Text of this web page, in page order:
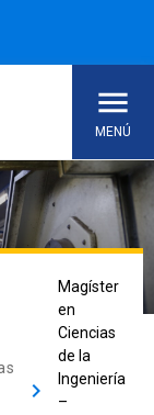
MENÚ
arrow_drop_down
keyboard_arrow_right
Magíster
en
Ciencias
de la
Ingeniería
–